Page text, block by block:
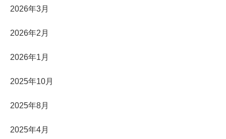
2026年3月
2026年2月
2026年1月
2025年10月
2025年8月
2025年4月